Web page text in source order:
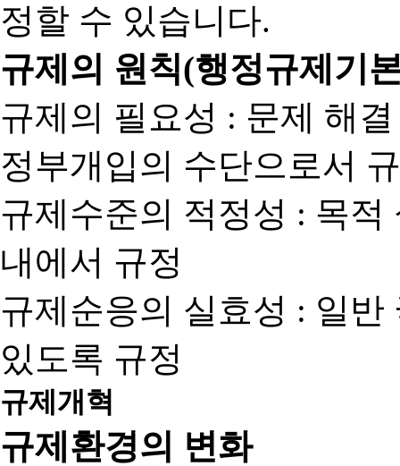
정할 수 있습니다.
규제의 원칙(행정규제기
규제의 필요성 : 문제 해
정부개입의 수단으로서
규제수준의 적정성 : 목
내에서 규정
규제순응의 실효성 : 일
있도록 규정
규제개혁
규제환경의 변화